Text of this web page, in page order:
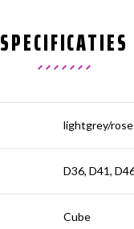
SPECIFICATIES
lightgrey/rose
D36, D41,
Cube